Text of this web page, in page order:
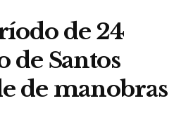
de 24
de Santos
de manobras